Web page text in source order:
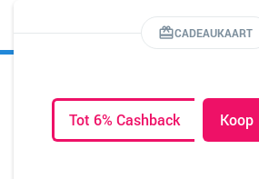
CADEAUKAART
Tot 6% Cashback Koop